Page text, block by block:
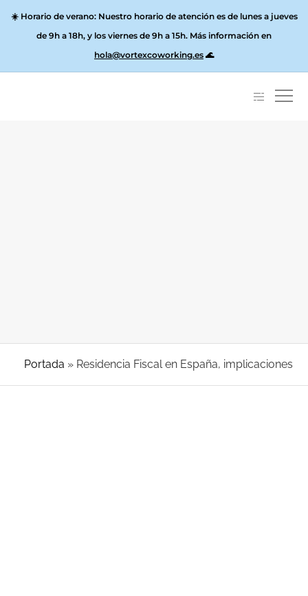
☀️ Horario de verano:Nuestro horario de atención es de lunes a jueves
de 9h a 18h, y los viernes de 9h a 15h. Más información en
hola@vortexcoworking.es 🌊
Portada » Residencia Fiscal en España, implicaciones